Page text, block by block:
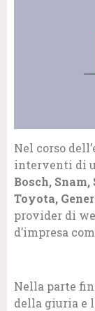
Nel corso
interventi di
Bosch,
Toyota,
provider di
d’impresa
Nella parte
della giuria e